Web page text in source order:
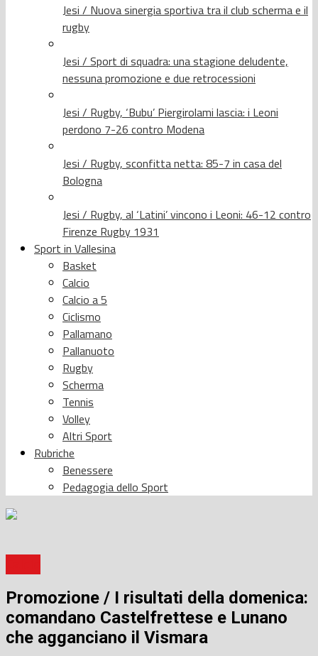
Jesi / Nuova sinergia sportiva tra il club scherma e il
rugby
Jesi / Sport di squadra: una stagione deludente,
nessuna promozione e due retrocessioni
Jesi / Rugby, ‘Bubu’ Piergirolami lascia: i Leoni
perdono 7-26 contro Modena
Jesi / Rugby, sconfitta netta: 85-7 in casa del
Bologna
Jesi / Rugby, al ‘Latini’ vincono i Leoni: 46-12 contro
Firenze Rugby 1931
Sport in Vallesina
Basket
Calcio
Calcio a 5
Ciclismo
Pallamano
Pallanuoto
Rugby
Scherma
Tennis
Volley
Altri Sport
Rubriche
Benessere
Pedagogia dello Sport
Promozione / I risultati della domenica:
comandano Castelfrettese e Lunano
che agganciano il Vismara